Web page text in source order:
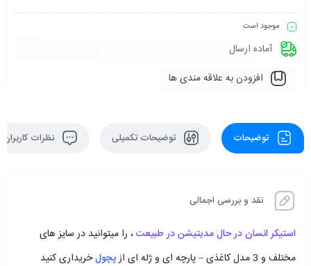
موجود است
آماده ارسال
افزودن به علاقه مندی ها
توضیحات توضیحات تکمیلی نظرات کاربران
نقد و بررسی اجمالی
استیکر انسان در حال مدیتیشن در طبیعت، را میتوانید در سایز های
مختلف و 3 مدل کاغذی – پارچه ای و ژله ای از
پچولخریداری کنید